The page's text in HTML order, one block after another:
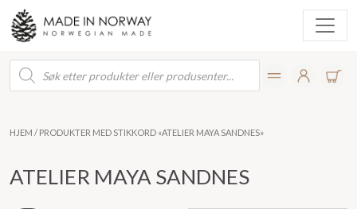
Products
search
HJEM / PRODUKTER MED STIKKORD «ATELIER MAYA SANDNES»
ATELIER MAYA SANDNES